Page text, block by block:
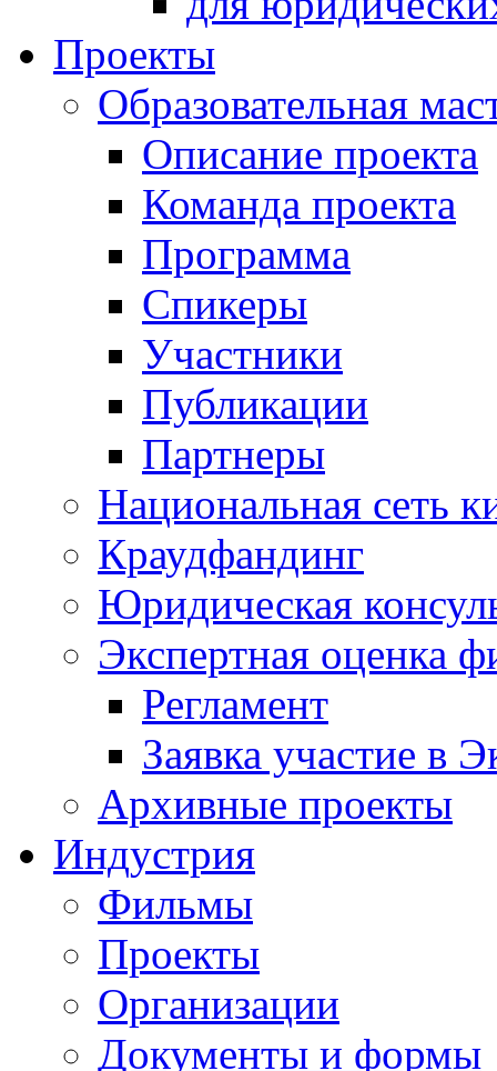
Проекты
Образовательная
Описание проекта
Команда проекта
Программа
Спикеры
Участники
Публикации
Партнеры
Национальная сеть
Краудфандинг
Юридическая
Экспертная оценка
Регламент
Заявка участие в
Архивные проекты
Индустрия
Фильмы
Проекты
Организации
Документы и формы